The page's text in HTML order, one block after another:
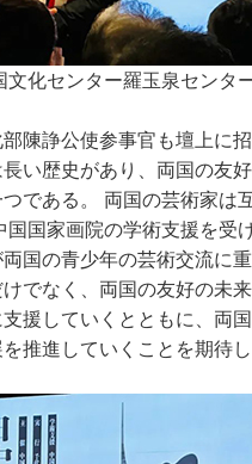
文化センター羅玉泉センタ
陳諍公使参事官も壇上に
い歴史があり、両国の友
である。 両国の芸術家は
国国家画院の学術支援を受
国の青少年の芸術交流に
でなく、両国の友好の未
援していくとともに、両
推進していくことを期待